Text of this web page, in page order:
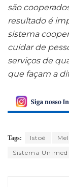
são
resultado é
sistema
cuidar de
serviços de
que façam a
Tags: Istoé
Sistema Unimed